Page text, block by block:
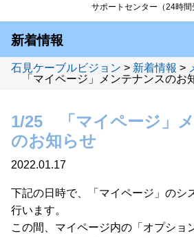
サポートセンター（24時間
新着情報
石見ケーブルビジョン > 新着情報 >
「マイページ」メンテナンスのお
1/25 「マイページ」
のお知らせ
2022.01.17
下記の日時で、「マイページ」のシ
行います。
この間、マイページ内の「オプショ